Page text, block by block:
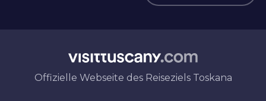
Offizielle Webseite des Reiseziels Toskana